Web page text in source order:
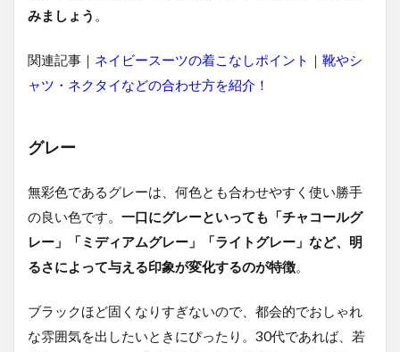
ア
レダ
向
の
ス
ー
コ
ー
選
5.1
みましょう 。
関連記事｜ ネイビースーツの着こなしポイント｜靴やシ
ャツ・ネクタイなどの合わせ方を紹介！
グレー
無彩色であるグレーは、何色とも合わせやすく使い勝手
の良い色です。 一口にグレーといっても「チャコールグ
レー」「ミディアムグレー」「ライトグレー」など、明
るさによって与える印象が変化するのが特徴。
ブラックほど固くなりすぎないので、都会的でおしゃれ
な雰囲気を出したいときにぴったり。30代であれば、若